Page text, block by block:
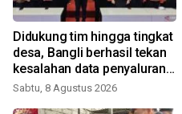
Didukung tim hingga tingkat
desa, Bangli berhasil tekan
kesalahan data penyaluran
bansos
Sabtu, 8 Agustus 2026